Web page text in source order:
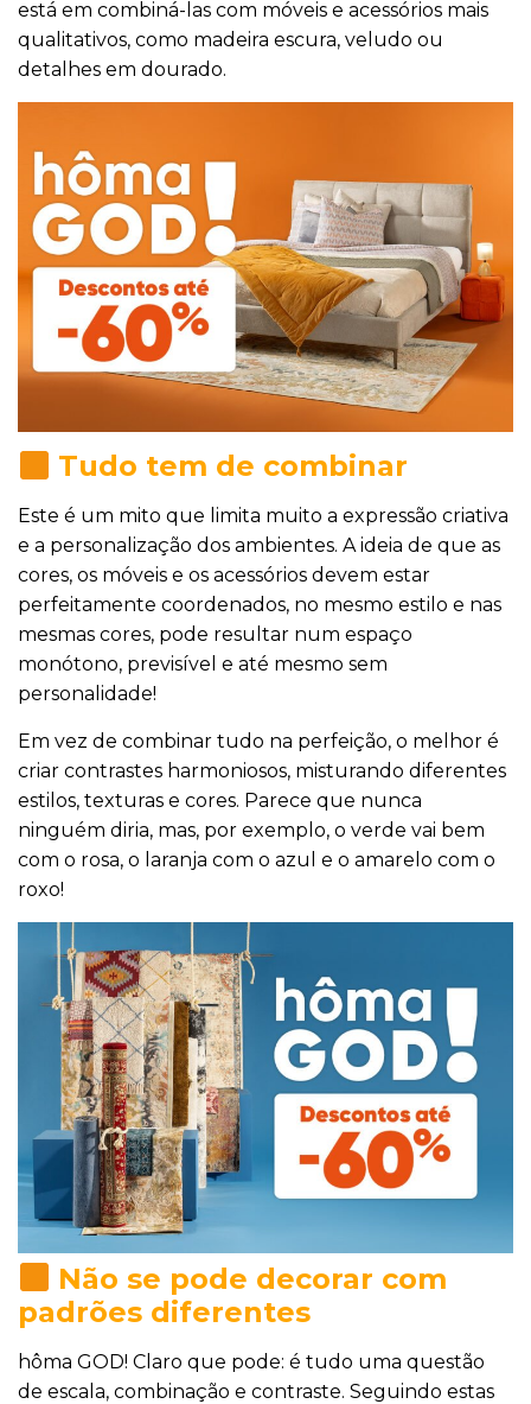
está em combiná-las com móveis e acessórios mais
qualitativos, como madeira escura, veludo ou
detalhes em dourado.
Tudo tem de combinar
Este é um mito que limita muito a expressão criativa
e a personalização dos ambientes. A ideia de que as
cores, os móveis e os acessórios devem estar
perfeitamente coordenados, no mesmo estilo e nas
mesmas cores, pode resultar num espaço
monótono, previsível e até mesmo sem
personalidade!
Em vez de combinar tudo na perfeição, o melhor é
criar contrastes harmoniosos, misturando diferentes
estilos, texturas e cores. Parece que nunca
ninguém diria, mas, por exemplo, o verde vai bem
com o rosa, o laranja com o azul e o amarelo com o
roxo!
Não se pode decorar com
padrões diferentes
hôma GOD! Claro que pode: é tudo uma questão
de escala, combinação e contraste. Seguindo estas